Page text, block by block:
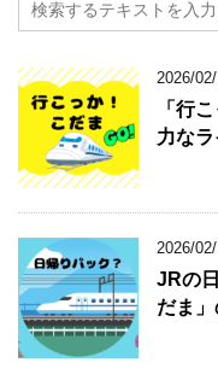
2026/
「行
力な
2026/
JRの
だま